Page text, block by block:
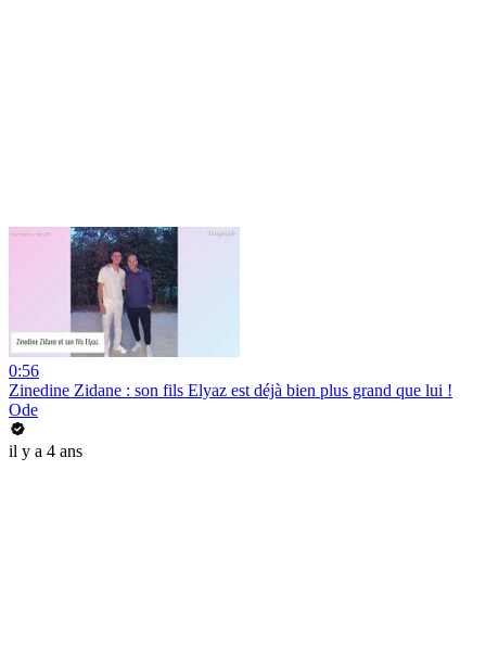
0:56
Zinedine Zidane : son fils Elyaz est déjà bien plus grand que lui !
Ode
il y a 4 ans